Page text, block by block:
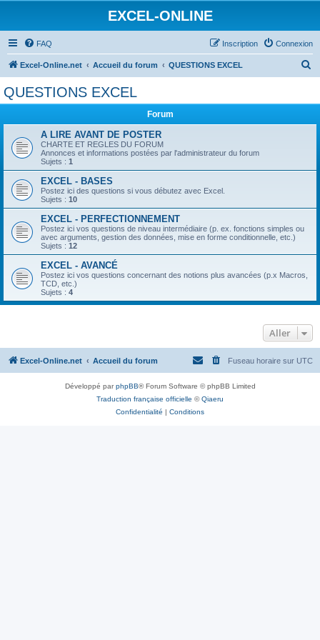
EXCEL-ONLINE
FAQ Connexion
Inscription
Excel-Online.net Accueil du forum QUESTIONS EXCEL
QUESTIONS EXCEL
Forum
A LIRE AVANT DE POSTER
CHARTE ET REGLES DU FORUM
Annonces et informations postées par l'administrateur du forum
Sujets : 1
EXCEL - BASES
Postez ici des questions si vous débutez avec Excel.
Sujets : 10
EXCEL - PERFECTIONNEMENT
Postez ici vos questions de niveau intermédiaire (p. ex. fonctions simples ou
avec arguments, gestion des données, mise en forme conditionnelle, etc.)
Sujets : 12
EXCEL - AVANCÉ
Postez ici vos questions concernant des notions plus avancées (p.x Macros,
TCD, etc.)
Sujets : 4
Aller
Excel-Online.net Accueil du forum Fuseau horaire sur UTC
Développé parphpBB® Forum Software © phpBB Limited
Traduction française officielle ©Qiaeru
Confidentialité | Conditions